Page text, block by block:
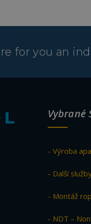
for you an
Vybrané
- Výroba
- Další
- Montáž
- NDT –